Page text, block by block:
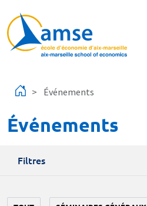
Événements
Événements
Filtres